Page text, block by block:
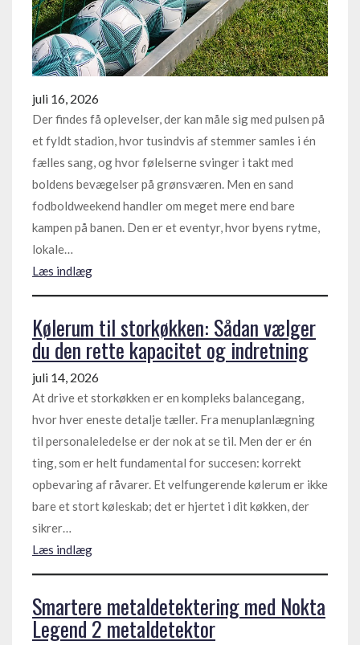
juli 16, 2026
Der findes få oplevelser, der kan måle sig med pulsen på
et fyldt stadion, hvor tusindvis af stemmer samles i én
fælles sang, og hvor følelserne svinger i takt med
boldens bevægelser på grønsværen. Men en sand
fodboldweekend handler om meget mere end bare
kampen på banen. Den er et eventyr, hvor byens rytme,
lokale…
Læs indlæg
Kølerum til storkøkken: Sådan vælger
du den rette kapacitet og indretning
juli 14, 2026
At drive et storkøkken er en kompleks balancegang,
hvor hver eneste detalje tæller. Fra menuplanlægning
til personaleledelse er der nok at se til. Men der er én
ting, som er helt fundamental for succesen: korrekt
opbevaring af råvarer. Et velfungerende kølerum er ikke
bare et stort køleskab; det er hjertet i dit køkken, der
sikrer…
Læs indlæg
Smartere metaldetektering med Nokta
Legend 2 metaldetektor